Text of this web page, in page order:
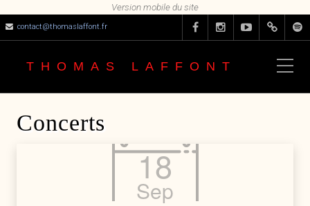
contact@thomaslaffont.fr
THOMAS LAFFONT
Concerts
18
Sep